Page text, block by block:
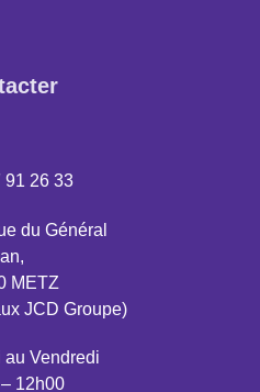
91 26 33
du Général
METZ
JCD Groupe)
au Vendredi
12h00